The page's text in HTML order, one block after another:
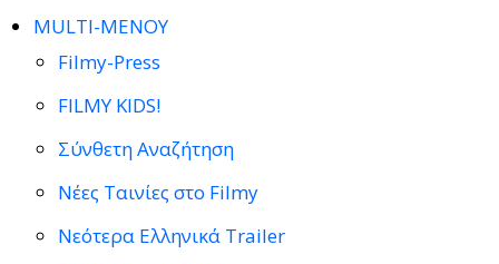
MULTI-ΜΕΝΟΥ
Filmy-Press
FILMY KIDS!
Σύνθετη Αναζήτηση
Νέες Ταινίες στο Filmy
Νεότερα Ελληνικά Trailer